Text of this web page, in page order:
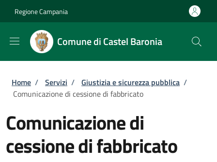
Regione Campania
Comune di Castel Baronia
Briciole di pane
Home / Servizi / Giustizia e sicurezza pubblica /
Comunicazione di cessione di fabbricato
Comunicazione di
cessione di fabbricato